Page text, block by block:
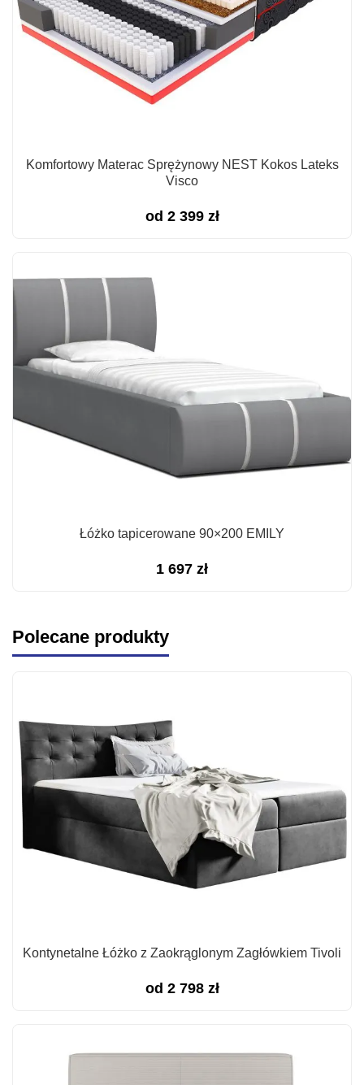
Komfortowy Materac Sprężynowy NEST Kokos Lateks
Visco
od 2 399 zł
Łóżko tapicerowane 90×200 EMILY
1 697 zł
Polecane produkty
Kontynetalne Łóżko z Zaokrąglonym Zagłówkiem Tivoli
od 2 798 zł